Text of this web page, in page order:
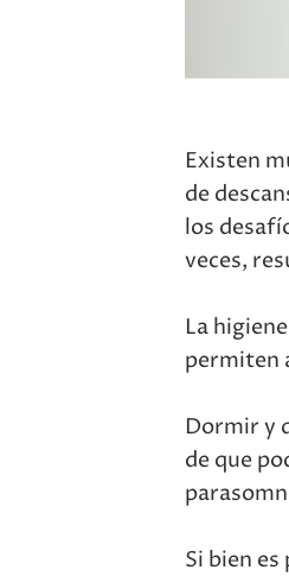
Existen
de
los
veces,
La
permiten
Dormir y
de que
Si bien